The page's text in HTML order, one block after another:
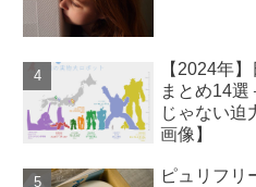
【2024年
まとめ14
じゃない迫
画像】
ピュリフリ